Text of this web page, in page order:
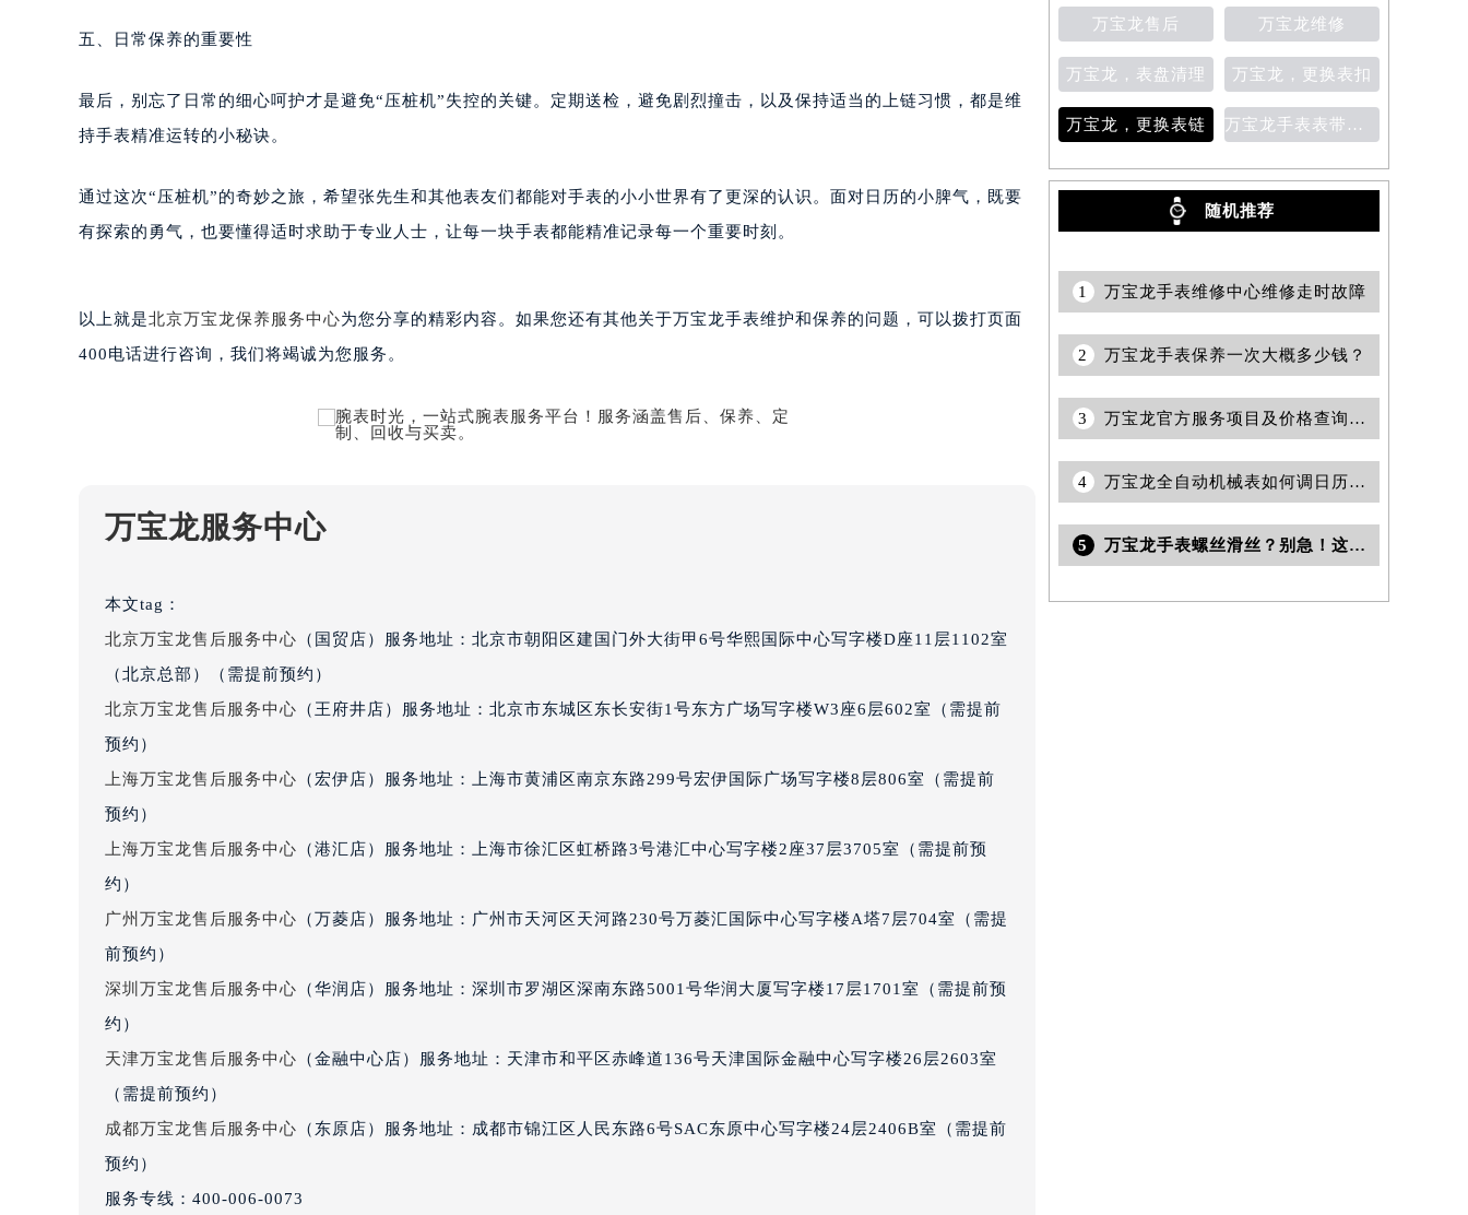
黑龙江省绥化市北林区新华街与康庄路交叉口万宝龙售后服务中心（需提前预约）
吉林省白城市洮北区明仁南街万宝龙售后服务中心（需提前预约）
吉林省白山市浑江区浑江大街万宝龙售后服务中心（需提前预约）
吉林省辽源市龙山区人民大街万宝龙售后服务中心（需提前预约）
吉林省梅河口市新华街道梅河大街万宝龙售后服务中心（需提前预约）
吉林省通化市东昌区环通乡江南大街万宝龙售后服务中心（需提前预约）
吉林省延边市延吉市解放路万宝龙售后服务中心（需提前预约）
辽宁省本溪市平山区胜利路万宝龙售后服务中心（需提前预约）
辽宁省朝阳市双塔区新华路万宝龙售后服务中心（需提前预约）
辽宁省阜新市海州区解放大街万宝龙售后服务中心（需提前预约）
辽宁省盘锦市兴隆台区石油大街万宝龙售后服务中心（需提前预约）
辽宁省铁岭市银州区南马路万宝龙售后服务中心（需提前预约）
辽宁省营口市站前区市府路与渤海大街交叉口万宝龙售后服务中心（需提前预约）
辽宁省沈阳市沈河区中街路83号亨得利名表维修授权店1楼万宝龙售后服务中心（需提前预约）
河北省保定市竞秀区朝阳北大街北国先天下万宝龙售后服务中心（需提前预约）
内蒙古自治区巴彦淖尔市临河区新华街万宝龙售后服务中心（需提前预约）
内蒙古自治区赤峰市红山区哈达街万宝龙售后服务中心（需提前预约）
内蒙古自治区呼伦贝尔市海拉尔区中央街万宝龙售后服务中心（需提前预约）
内蒙古自治区乌海市海勃湾区人民南路万宝龙售后服务中心（需提前预约）
内蒙古自治区乌兰察布市集宁区恩和大街万宝龙售后服务中心（需提前预约）
内蒙古自治区兴安盟市乌兰浩特市兴安大街万宝龙售后服务中心（需提前预约）
五、日常保养的重要性
最后，别忘了日常的细心呵护才是避免“压桩机”失控的关键。定期送检，避免剧烈撞击，以及保持适当的上链习惯，都是维
持手表精准运转的小秘诀。
通过这次“压桩机”的奇妙之旅，希望张先生和其他表友们都能对手表的小小世界有了更深的认识。面对日历的小脾气，既要
有探索的勇气，也要懂得适时求助于专业人士，让每一块手表都能精准记录每一个重要时刻。
以上就是北京万宝龙保养服务中心为您分享的精彩内容。如果您还有其他关于万宝龙手表维护和保养的问题，可以拨打页面
400电话进行咨询，我们将竭诚为您服务。
万宝龙服务中心
本文tag：
北京万宝龙售后服务中心 （国贸店）服务地址：北京市朝阳区建国门外大街甲6号华熙国际中心写字楼D座11层1102室
（北京总部）（需提前预约）
北京万宝龙售后服务中心 （王府井店）服务地址：北京市东城区东长安街1号东方广场写字楼W3座6层602室（需提前
预约）
上海万宝龙售后服务中心 （宏伊店）服务地址：上海市黄浦区南京东路299号宏伊国际广场写字楼8层806室（需提前
预约）
上海万宝龙售后服务中心 （港汇店）服务地址：上海市徐汇区虹桥路3号港汇中心写字楼2座37层3705室（需提前预
约）
广州万宝龙售后服务中心 （万菱店）服务地址：广州市天河区天河路230号万菱汇国际中心写字楼A塔7层704室（需提
前预约）
深圳万宝龙售后服务中心 （华润店）服务地址：深圳市罗湖区深南东路5001号华润大厦写字楼17层1701室（需提前预
约）
天津万宝龙售后服务中心 （金融中心店）服务地址：天津市和平区赤峰道136号天津国际金融中心写字楼26层2603室
（需提前预约）
成都万宝龙售后服务中心 （东原店）服务地址：成都市锦江区人民东路6号SAC东原中心写字楼24层2406B室（需提前
预约）
服务专线： 400-006-0073
万宝龙售后 万宝龙维修
万宝龙，表盘清理 万宝龙，更换表扣
万宝龙，更换表链 万宝龙手表表带变色
随机推荐
1 万宝龙手表维修中心维修走时故障
2 万宝龙手表保养一次大概多少钱？
3 万宝龙官方服务项目及价格查询｜全新地址及售后热线权威信息通告（2026年7月最新）
4 万宝龙全自动机械表如何调日历(详细步骤教程)
5 万宝龙手表螺丝滑丝？别急！这里有专业解决办法等你来学